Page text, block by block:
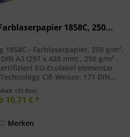
1858C, 250...
- Farblaserpapier, 250 g/m²,
A3 (297 x 420 mm) , 250 g/m² .
EU-Ecolabel elementar
CIE-Weisse: 171 DIN...
125 Blatt
10,71 € *
Merken